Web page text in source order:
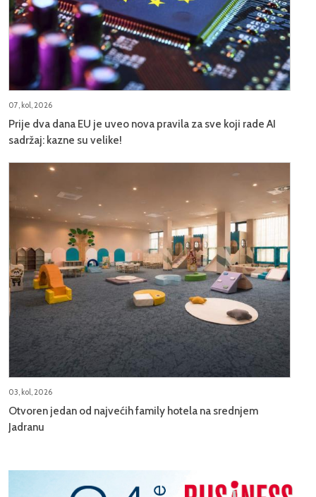
07, kol, 2026
Prije dva dana EU je uveo nova pravila za sve koji rade AI
sadržaj: kazne su velike!
03, kol, 2026
Otvoren jedan od najvećih family hotela na srednjem
Jadranu